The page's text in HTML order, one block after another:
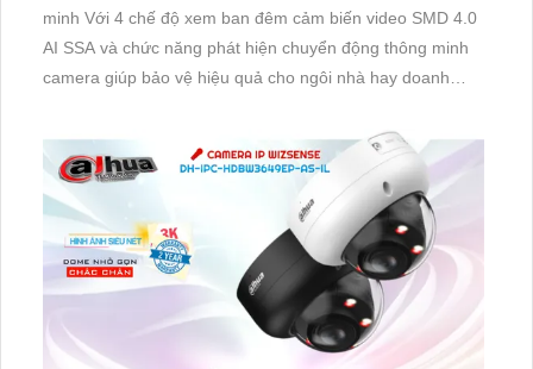
minh Với 4 chế độ xem ban đêm cảm biến video SMD 4.0
AI SSA và chức năng phát hiện chuyển động thông minh
camera giúp bảo vệ hiệu quả cho ngôi nhà hay doanh